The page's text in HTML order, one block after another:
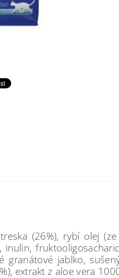
(26%), rybí olej
granátové jablko,
extrakt z aloe vera